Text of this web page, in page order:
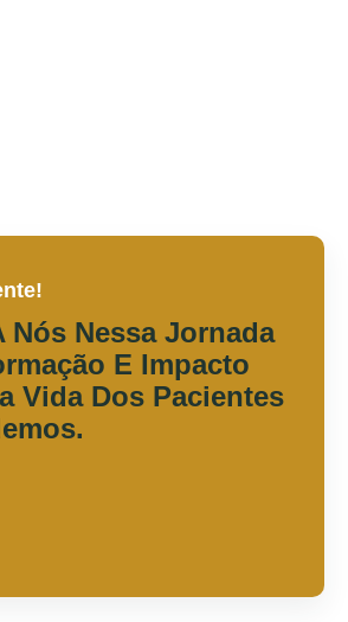
Nós Nessa Jornada
E Impacto
Vida Dos Pacientes